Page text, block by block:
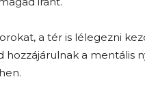
a tér is lélegezni
hozzájárulnak a